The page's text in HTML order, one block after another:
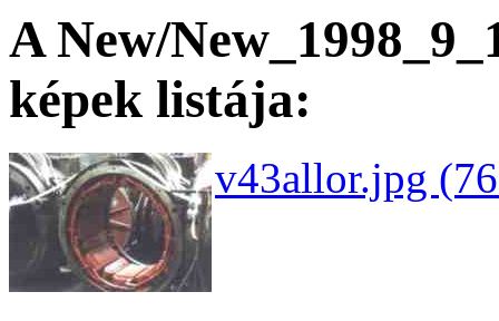
A New/
képek listája:
v43allor.jpg